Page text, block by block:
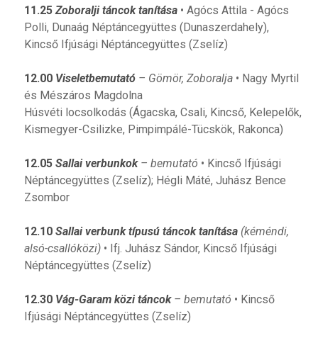
11.25Zoboralji táncok tanítása• Agócs Attila - Agócs
Polli, Dunaág Néptáncegyüttes (Dunaszerdahely),
Kincső Ifjúsági Néptáncegyüttes (Zselíz)
12.00 Viseletbemutató– Gömör, Zoboralja• Nagy Myrtil
és Mészáros Magdolna
Húsvéti locsolkodás (Ágacska, Csali, Kincső, Kelepelők,
Kismegyer-Csilizke, Pimpimpálé-Tücskök, Rakonca)
12.05 Sallai verbunkok– bemutató • Kincső Ifjúsági
Néptáncegyüttes (Zselíz); Hégli Máté, Juhász Bence
Zsombor
12.10 Sallai verbunk típusú táncok tanítása(kéméndi,
alsó-csallóközi)• Ifj. Juhász Sándor, Kincső Ifjúsági
Néptáncegyüttes (Zselíz)
12.30 Vág-Garam közi táncok– bemutató • Kincső
Ifjúsági Néptáncegyüttes (Zselíz)